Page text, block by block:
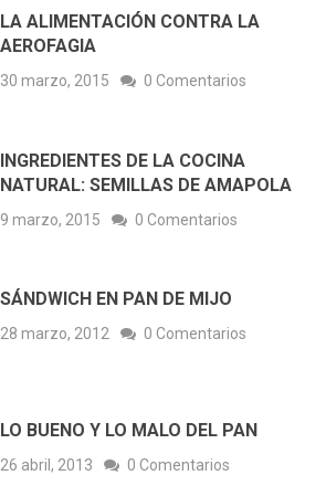
LA ALIMENTACIÓN CONTRA LA
AEROFAGIA
30 marzo, 2015 0 Comentarios
INGREDIENTES DE LA COCINA
NATURAL: SEMILLAS DE AMAPOLA
9 marzo, 2015 0 Comentarios
SÁNDWICH EN PAN DE MIJO
28 marzo, 2012 0 Comentarios
LO BUENO Y LO MALO DEL PAN
26 abril, 2013 0 Comentarios